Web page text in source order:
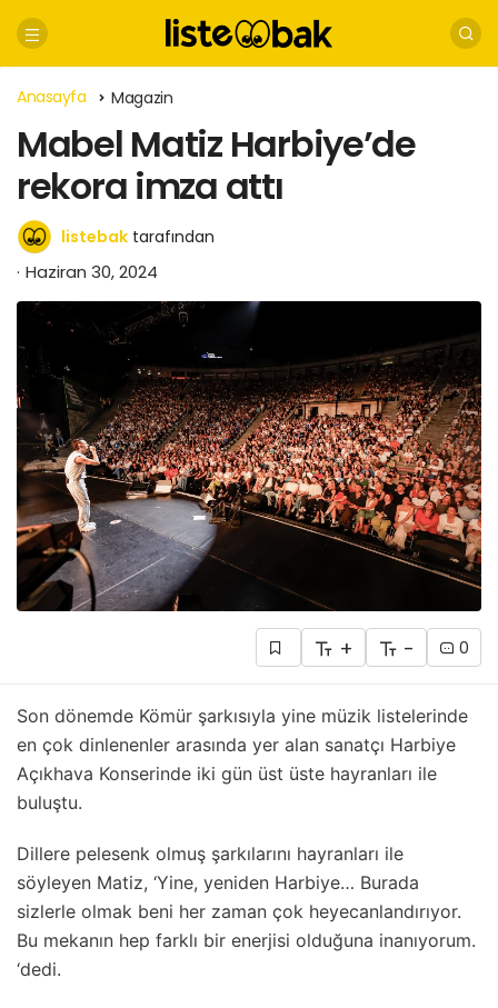
Anasayfa Magazin
Mabel Matiz Harbiye’de
rekora imza attı
listebak tarafından
Haziran 30, 2024
+ - 0
Son dönemde Kömür şarkısıyla yine müzik listelerinde
en çok dinlenenler arasında yer alan sanatçı Harbiye
Açıkhava Konserinde iki gün üst üste hayranları ile
buluştu.
Dillere pelesenk olmuş şarkılarını hayranları ile
söyleyen Matiz, ‘Yine, yeniden Harbiye… Burada
sizlerle olmak beni her zaman çok heyecanlandırıyor.
Bu mekanın hep farklı bir enerjisi olduğuna inanıyorum.
‘dedi.